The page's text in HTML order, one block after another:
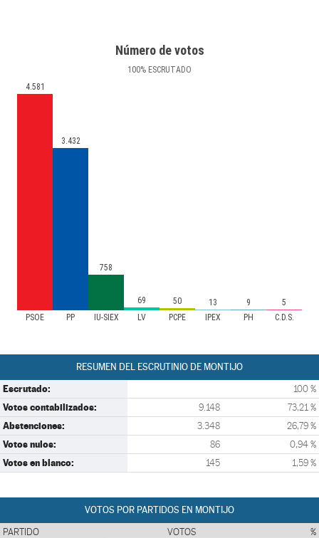
Número de votos
100% ESCRUTADO
PSOE PP IU-SIEX LV PCPE IPEX PH C.D.S.
4.581
3.432
758
69 50 13 9 5
RESUMEN DEL ESCRUTINIO DE MONTIJO
Escrutado: 100 %
Votos contabilizados: 9.148 73,21 %
Abstenciones: 3.348 26,79 %
Votos nulos: 86 0,94 %
Votos en blanco: 145 1,59 %
VOTOS POR PARTIDOS EN MONTIJO
PARTIDO VOTOS %